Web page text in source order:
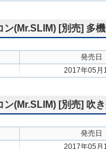
(Mr.SLIM) [別売] 多
発売日
2017年05月
(Mr.SLIM) [別売] 吹
発売日
2017年05月